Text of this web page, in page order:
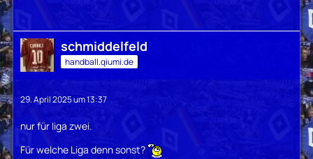
schmiddelfeld
handball.qiumi.de
29. April 2025 um 13:37
nur für liga zwei.
Für welche Liga denn sonst?